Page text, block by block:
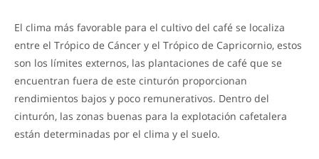
El clima más favorable para el cultivo del café se localiza
entre el Trópico de Cáncer y el Trópico de Capricornio, estos
son los límites externos, las plantaciones de café que se
encuentran fuera de este cinturón proporcionan
rendimientos bajos y poco remunerativos. Dentro del
cinturón, las zonas buenas para la explotación cafetalera
están determinadas por el clima y el suelo.